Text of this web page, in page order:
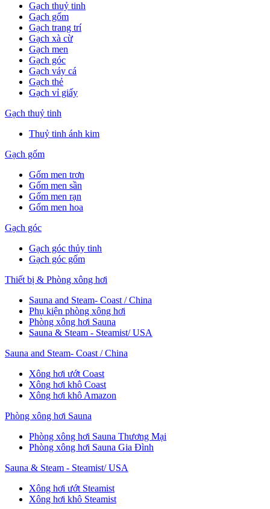
Gạch thuỷ tinh
Gạch gốm
Gạch trang trí
Gạch xà cừ
Gạch men
Gạch góc
Gạch vảy cá
Gạch thẻ
Gạch vỉ giấy
Gạch thuỷ tinh
Thuỷ tinh ánh kim
Gạch gốm
Gốm men trơn
Gốm men sần
Gốm men rạn
Gốm men hoa
Gạch góc
Gạch góc thủy tinh
Gạch góc gốm
Thiết bị & Phòng xông hơi
Sauna and Steam- Coast / China
Phụ kiện phòng xông hơi
Phòng xông hơi Sauna
Sauna & Steam - Steamist/ USA
Sauna and Steam- Coast / China
Xông hơi ướt Coast
Xông hơi khô Coast
Xông hơi khô Amazon
Phòng xông hơi Sauna
Phòng xông hơi Sauna Thương Mại
Phòng xông hơi Sauna Gia Đình
Sauna & Steam - Steamist/ USA
Xông hơi ướt Steamist
Xông hơi khô Steamist